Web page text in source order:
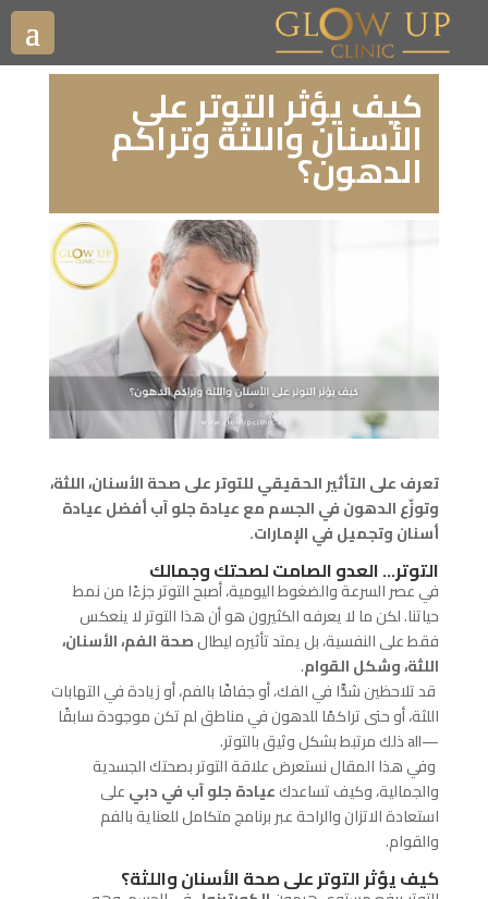
كيف يؤثر التوتر على
الأسنان واللثة وتراكم
الدهون؟
تعرف على التأثير الحقيقي للتوتر على صحة الأسنان، اللثة،
وتوزّع الدهون في الجسم مع عيادة جلو آب أفضل عيادة
أسنان وتجميل في الإمارات.
التوتر… العدو الصامت لصحتك وجمالك
في عصر السرعة والضغوط اليومية، أصبح التوتر جزءًا من نمط
حياتنا. لكن ما لا يعرفه الكثيرون هو أن هذا التوتر لا ينعكس
فقط على النفسية، بل يمتد تأثيره ليطالصحة الفم، الأسنان،
اللثة، وشكل القوام.
قد تلاحظين شدًّا في الفك، أو جفافًا بالفم، أو زيادة في التهابات
اللثة، أو حتى تراكمًا للدهون في مناطق لم تكن موجودة سابقًا
—
allذلك مرتبط بشكل وثيق بالتوتر.
وفي هذا المقال نستعرض علاقة التوتر بصحتك الجسدية
والجمالية، وكيف تساعدكعيادة جلو آب في دبيعلى
استعادة الاتزان والراحة عبر برنامج متكامل للعناية بالفم
والقوام.
كيف يؤثر التوتر على صحة الأسنان واللثة؟